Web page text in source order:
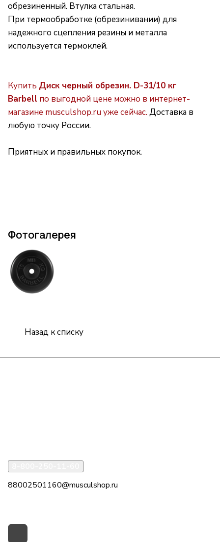
обрезиненный. Втулка стальная.
При термообработке (обрезинивании) для
надежного сцепления резины и металла
используется термоклей.
Купить Диск черный обрезин. D-31/10 кг
Barbell по выгодной цене можно в интернет-
магазине musculshop.ru уже сейчас.Доставка в
любую точку России.
Приятных и правильных покупок.
Фотогалерея
Назад к списку
88002501160@musculshop.ru